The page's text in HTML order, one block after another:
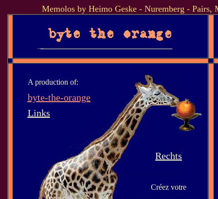
Memolos by Heimo Geske - Nuremberg - Pairs,
A production of:
byte-the-orange
Links
Rechts
Créez votre